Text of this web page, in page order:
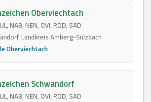
Oberviechtach
NAB, NEN, OVI, ROD, SAD
Landkreis Amberg-Sulzbach
Oberviechtach
Schwandorf
NAB, NEN, OVI, ROD, SAD